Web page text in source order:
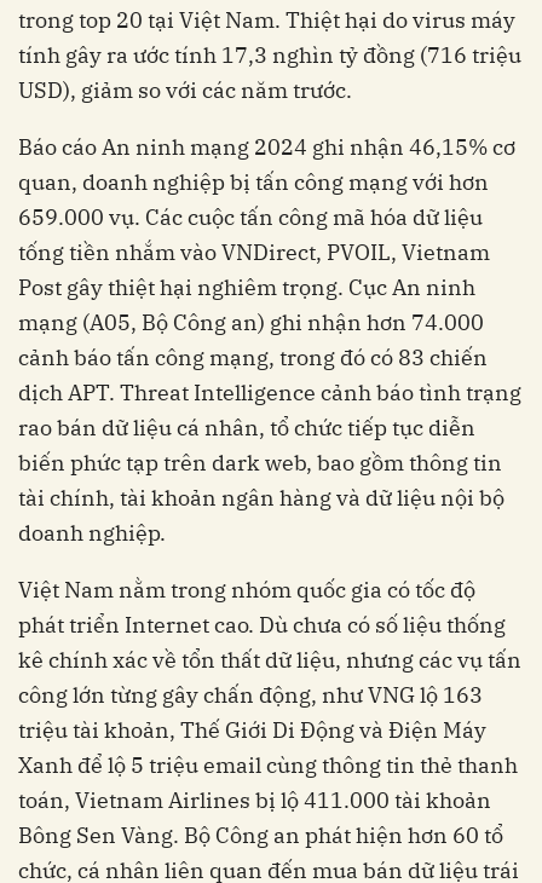
trong top 20 tại Việt Nam. Thiệt hại do virus máy
tính gây ra ước tính 17,3 nghìn tỷ đồng (716 triệu
USD), giảm so với các năm trước.
Báo cáo An ninh mạng 2024 ghi nhận 46,15% cơ
quan, doanh nghiệp bị tấn công mạng với hơn
659.000 vụ. Các cuộc tấn công mã hóa dữ liệu
tống tiền nhắm vào VNDirect, PVOIL, Vietnam
Post gây thiệt hại nghiêm trọng. Cục An ninh
mạng (A05, Bộ Công an) ghi nhận hơn 74.000
cảnh báo tấn công mạng, trong đó có 83 chiến
dịch APT. Threat Intelligence cảnh báo tình trạng
rao bán dữ liệu cá nhân, tổ chức tiếp tục diễn
biến phức tạp trên dark web, bao gồm thông tin
tài chính, tài khoản ngân hàng và dữ liệu nội bộ
doanh nghiệp.
Việt Nam nằm trong nhóm quốc gia có tốc độ
phát triển Internet cao. Dù chưa có số liệu thống
kê chính xác về tổn thất dữ liệu, nhưng các vụ tấn
công lớn từng gây chấn động, như VNG lộ 163
triệu tài khoản, Thế Giới Di Động và Điện Máy
Xanh để lộ 5 triệu email cùng thông tin thẻ thanh
toán, Vietnam Airlines bị lộ 411.000 tài khoản
Bông Sen Vàng. Bộ Công an phát hiện hơn 60 tổ
chức, cá nhân liên quan đến mua bán dữ liệu trái